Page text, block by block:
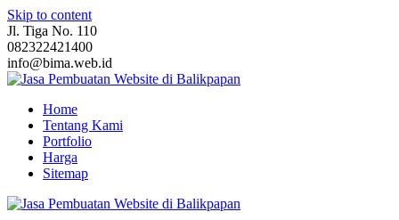
Skip to content
Jl. Tiga No. 110
082322421400
info@bima.web.id
Home
Tentang Kami
Portfolio
Harga
Sitemap